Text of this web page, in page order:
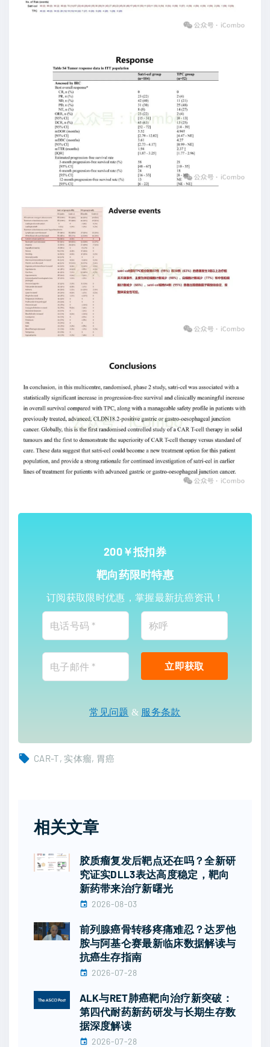
200￥抵扣券
靶向药限时特惠
订阅获取限时优惠，掌握最新抗癌资讯！
常见问题 & 服务条款
CAR-T 实体瘤 胃癌
相关文章
胶质瘤复发后靶点还在吗？全新研
究证实DLL3表达高度稳定，靶向
新药带来治疗新曙光
2026-08-03
前列腺癌骨转移疼痛难忍？达罗他
胺与阿基仑赛最新临床数据解读与
抗癌生存指南
2026-07-28
ALK与RET肺癌靶向治疗新突破：
第四代耐药新药研发与长期生存数
据深度解读
2026-07-28